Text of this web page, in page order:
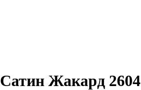
Сатин Жакард 2604